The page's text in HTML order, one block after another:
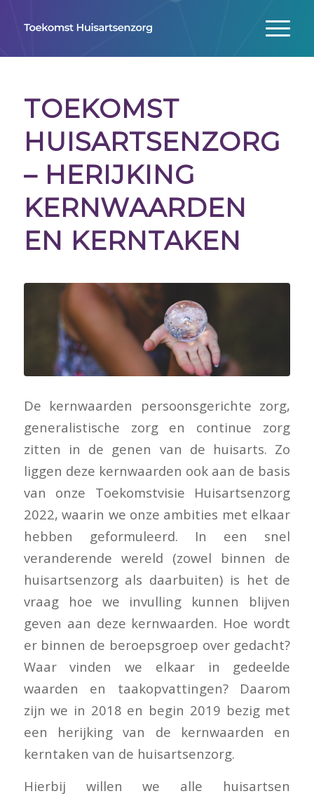
TOEKOMST
HUISARTSENZORG
– HERIJKING
KERNWAARDEN
EN KERNTAKEN
De kernwaarden persoonsgerichte zorg,
generalistische zorg en continue zorg
zitten in de genen van de huisarts. Zo
liggen deze kernwaarden ook aan de basis
van onze Toekomstvisie Huisartsenzorg
2022, waarin we onze ambities met elkaar
hebben geformuleerd. In een snel
veranderende wereld (zowel binnen de
huisartsenzorg als daarbuiten) is het de
vraag hoe we invulling kunnen blijven
geven aan deze kernwaarden. Hoe wordt
er binnen de beroepsgroep over gedacht?
Waar vinden we elkaar in gedeelde
waarden en taakopvattingen? Daarom
zijn we in 2018 en begin 2019 bezig met
een herijking van de kernwaarden en
kerntaken van de huisartsenzorg.
Hierbij willen we alle huisartsen